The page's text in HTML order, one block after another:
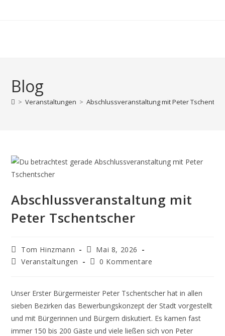
Blog
> Veranstaltungen > Abschlussveranstaltung mit Peter
Abschlussveranstaltung mit
Peter Tschentscher
Beitrags-
Autor:
Tom Hinzmann
Beitrag
veröffentlicht:
Mai 8, 2026
Beitrags-
Veranstaltungen
Beitrags-
0 Kommentare
Unser Erster Bürgermeister Peter Tschentscher hat in allen
sieben Bezirken das Bewerbungskonzept der Stadt vorgestellt
und mit Bürgerinnen und Bürgern diskutiert. Es kamen fast
immer 150 bis 200 Gäste und viele ließen sich von Peter